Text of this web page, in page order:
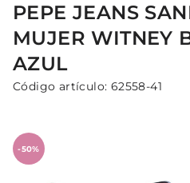
PEPE JEANS
MUJERWITNEY
AZUL
Código artículo: 62558-41
-50%